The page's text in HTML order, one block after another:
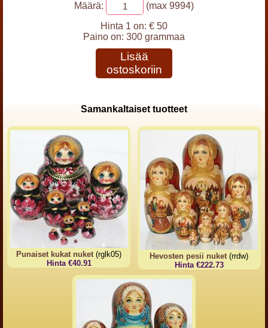
Määrä:
(max 9994)
Hinta 1 on: € 50
Paino on: 300 grammaa
Lisää
ostoskoriin
Samankaltaiset tuotteet
Punaiset kukat nuket(rglk05)
Hinta €40.91
Hevosten pesii nuket(rrdw)
Hinta €222.73